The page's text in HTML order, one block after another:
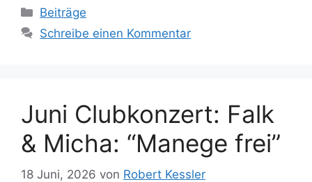
Kategorien
Beiträge
Schreibe einen Kommentar
Juni Clubkonzert: Falk
& Micha: “Manege frei”
18 Juni, 2026 von Robert Kessler